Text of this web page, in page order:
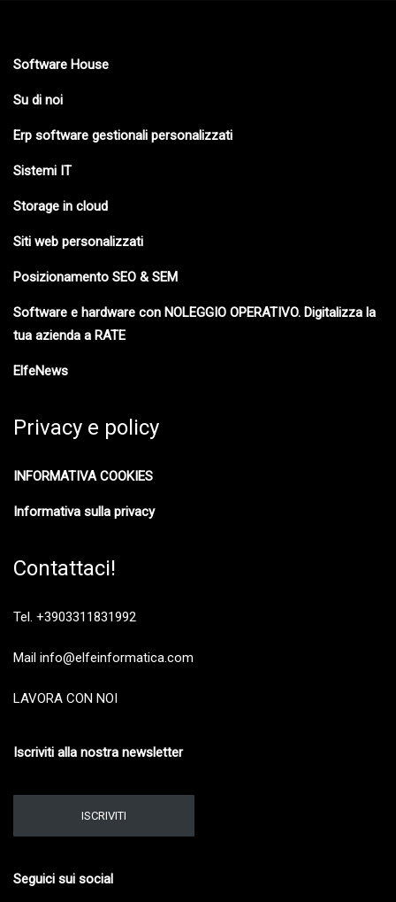
Software House
Su di noi
Erp software gestionali personalizzati
Sistemi IT
Storage in cloud
Siti web personalizzati
Posizionamento SEO & SEM
Software e hardware con NOLEGGIO OPERATIVO. Digitalizza la
tua azienda a RATE
ElfeNews
Privacy e policy
INFORMATIVA COOKIES
Informativa sulla privacy
Contattaci!
Tel. +3903311831992
Mail info@elfeinformatica.com
LAVORA CON NOI
Iscriviti alla nostra newsletter
ISCRIVITI
Seguici sui social